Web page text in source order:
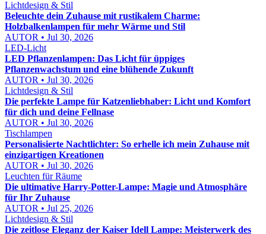
Lichtdesign & Stil
Beleuchte dein Zuhause mit rustikalem Charme:
Holzbalkenlampen für mehr Wärme und Stil
AUTOR • Jul 30, 2026
LED-Licht
LED Pflanzenlampen: Das Licht für üppiges
Pflanzenwachstum und eine blühende Zukunft
AUTOR • Jul 30, 2026
Lichtdesign & Stil
Die perfekte Lampe für Katzenliebhaber: Licht und Komfort
für dich und deine Fellnase
AUTOR • Jul 30, 2026
Tischlampen
Personalisierte Nachtlichter: So erhelle ich mein Zuhause mit
einzigartigen Kreationen
AUTOR • Jul 30, 2026
Leuchten für Räume
Die ultimative Harry-Potter-Lampe: Magie und Atmosphäre
für Ihr Zuhause
AUTOR • Jul 25, 2026
Lichtdesign & Stil
Die zeitlose Eleganz der Kaiser Idell Lampe: Meisterwerk des